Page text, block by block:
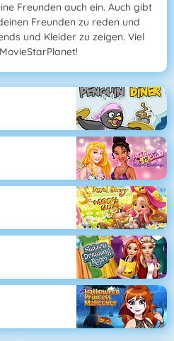
Freunden auch ein. Auch gibt
Freunden zu reden und
und Kleider zu zeigen. Viel